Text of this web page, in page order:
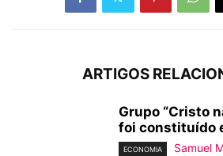
ARTIGOS
Grupo “Cristo
foi constituído
ECONOMIA Samuel